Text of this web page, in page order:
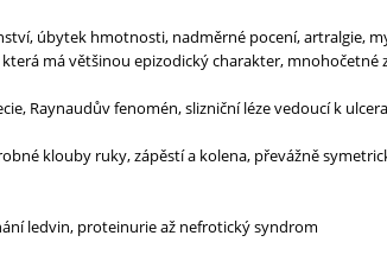
úbytek hmotnosti, nadměrné pocení, artralgie,
má většinou epizodický charakter, mnohočetné
Raynaudův fenomén, slizniční léze vedoucí k
klouby ruky, zápěstí a kolena, převážně
ledvin, proteinurie až nefrotický syndrom